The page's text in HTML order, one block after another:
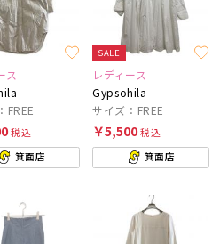
ス
FREE
税込
箕面店
SALE
レディース
Gypsohila
サイズ：FREE
￥5,500税込
箕面店